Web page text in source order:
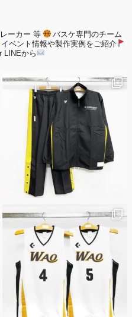
ーカー 等
バスケ専門のチーム
イベント情報や製作実例をご紹介
LINEから